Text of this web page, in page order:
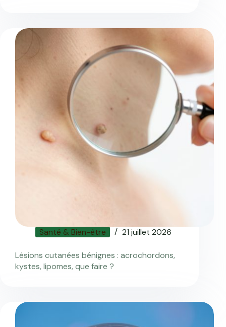
Santé & Bien-être 21 juillet 2026
Lésions cutanées bénignes : acrochordons,
kystes, lipomes, que faire ?